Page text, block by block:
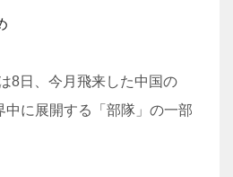
8日、今月飛来した中国の
中に展開する「部隊」の一部